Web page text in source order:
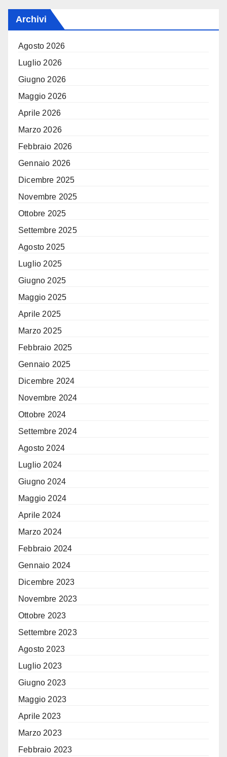
Archivi
Agosto 2026
Luglio 2026
Giugno 2026
Maggio 2026
Aprile 2026
Marzo 2026
Febbraio 2026
Gennaio 2026
Dicembre 2025
Novembre 2025
Ottobre 2025
Settembre 2025
Agosto 2025
Luglio 2025
Giugno 2025
Maggio 2025
Aprile 2025
Marzo 2025
Febbraio 2025
Gennaio 2025
Dicembre 2024
Novembre 2024
Ottobre 2024
Settembre 2024
Agosto 2024
Luglio 2024
Giugno 2024
Maggio 2024
Aprile 2024
Marzo 2024
Febbraio 2024
Gennaio 2024
Dicembre 2023
Novembre 2023
Ottobre 2023
Settembre 2023
Agosto 2023
Luglio 2023
Giugno 2023
Maggio 2023
Aprile 2023
Marzo 2023
Febbraio 2023